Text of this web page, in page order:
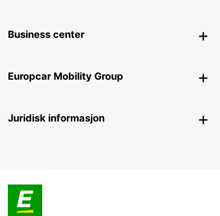
Business center
Europcar Mobility Group
Juridisk informasjon